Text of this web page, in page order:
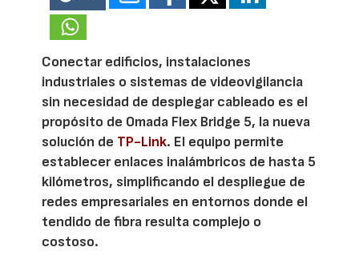
Conectar edificios, instalaciones
industriales o sistemas de videovigilancia
sin necesidad de desplegar cableado es el
propósito de Omada Flex Bridge 5, la nueva
solución de TP-Link. El equipo permite
establecer enlaces inalámbricos de hasta 5
kilómetros, simplificando el despliegue de
redes empresariales en entornos donde el
tendido de fibra resulta complejo o
costoso.